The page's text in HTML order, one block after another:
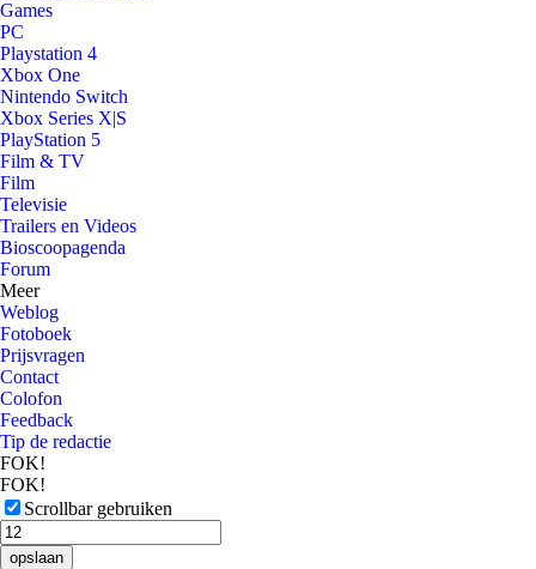
Games
PC
Playstation 4
Xbox One
Nintendo Switch
Xbox Series X|S
PlayStation 5
Film & TV
Film
Televisie
Trailers en Videos
Bioscoopagenda
Forum
Meer
Weblog
Fotoboek
Prijsvragen
Contact
Colofon
Feedback
Tip de redactie
FOK!
FOK!
Scrollbar gebruiken
opslaan